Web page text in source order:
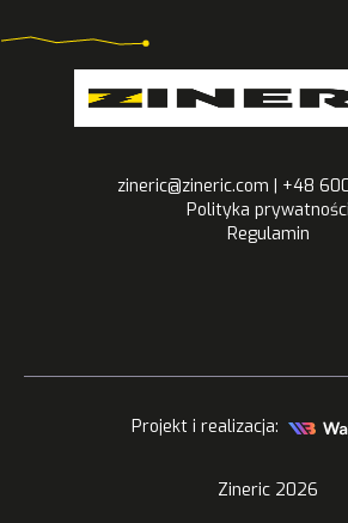
zineric@zineric.com | +48
Polityka prywatności
Regulamin
Projekt i realizacja:
Zineric 2026